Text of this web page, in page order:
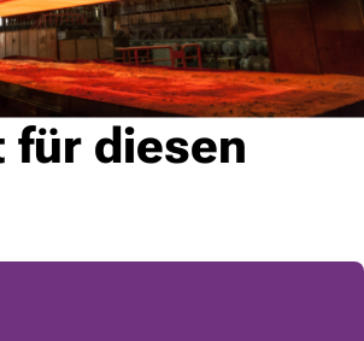
für diesen